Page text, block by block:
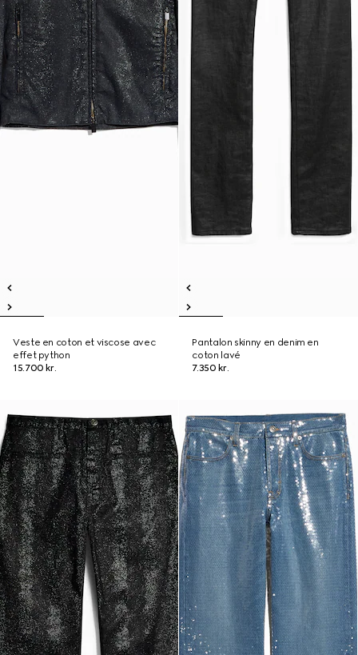
Veste en coton et viscose avec
effet python
15.700 kr.
Pantalon skinny en denim en
coton lavé
7.350 kr.